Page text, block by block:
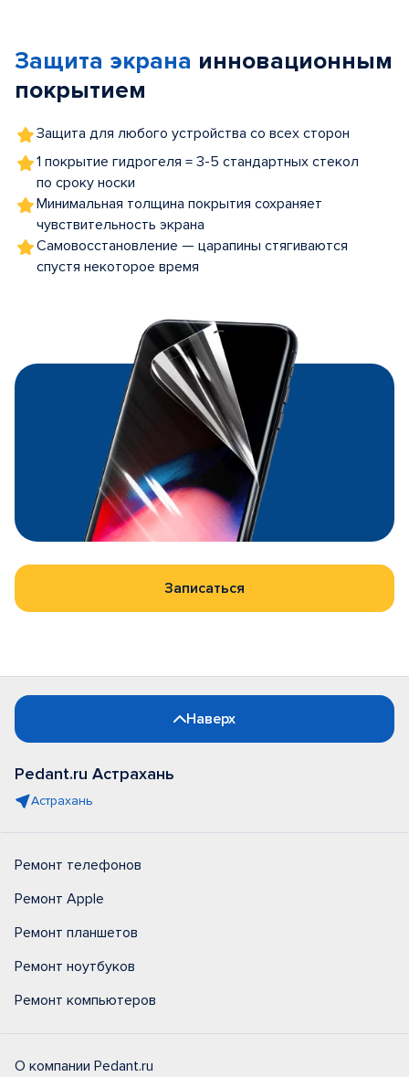
5
Защита экрана инновационным
покрытием
Защита для любого устройства со всех сторон
1 покрытие гидрогеля = 3-5 стандартных стекол
по сроку носки
Минимальная толщина покрытия сохраняет
чувствительность экрана
Самовосстановление — царапины стягиваются
спустя некоторое время
Записаться
Наверх
Pedant.ru Астрахань
Астрахань
Ремонт телефонов
Ремонт Apple
Ремонт планшетов
Ремонт ноутбуков
Ремонт компьютеров
О компании Pedant.ru